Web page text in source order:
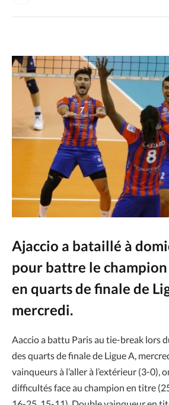
Ajaccio a bataillé à
pour battre le champion
en quarts de finale de
mercredi.
Aaccio a battu Paris au tie-break lors
des quarts de finale de Ligue A,
vainqueurs à l’aller à l’extérieur (3-0),
difficultés face au champion en titre